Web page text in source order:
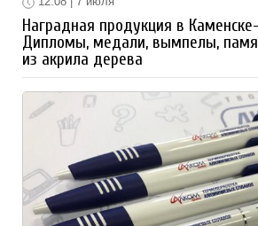
Наградная продукция в
Дипломы, медали, вымпелы,
из акрила дерева